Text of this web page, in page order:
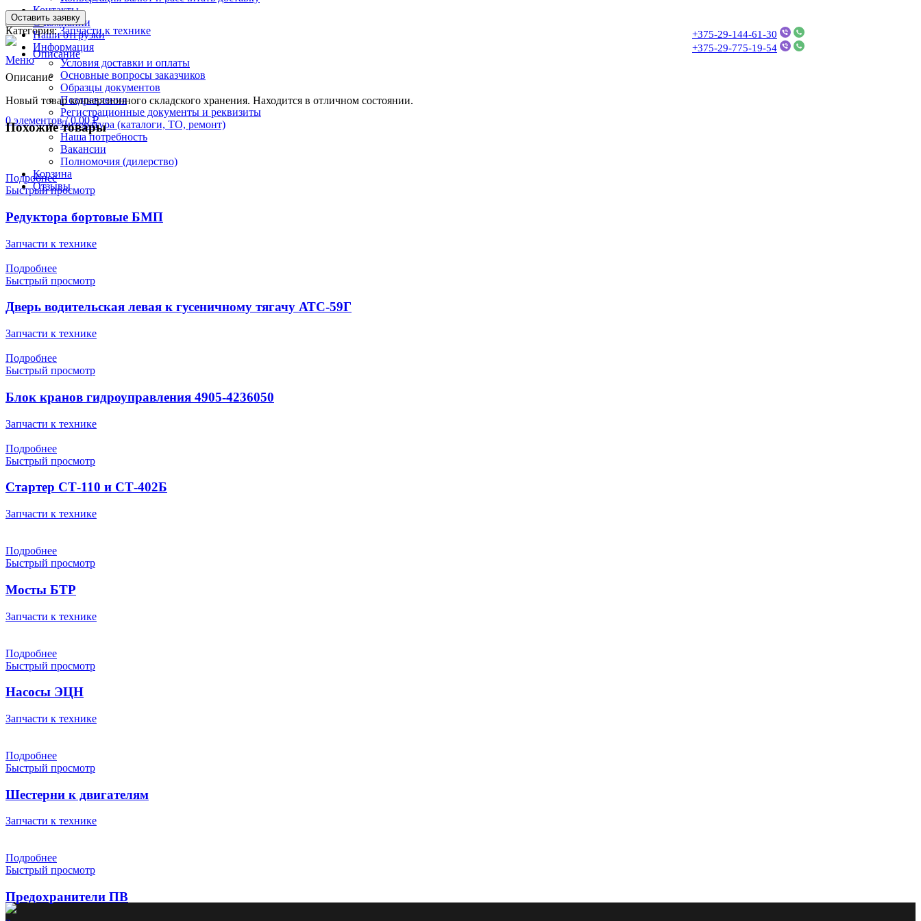
Search
+375-29-144-61-30
+375-29-775-19-54
Меню
0элементов / 0.00₽
Контакты
О компании
Наши отгрузки
Информация
Условия доставки и оплаты
Основные вопросы заказчиков
Образцы документов
Поздравления
Регистрационные документы и реквизиты
Литература (каталоги, ТО, ремонт)
Наша потребность
Вакансии
Полномочия (дилерство)
Корзина
Отзывы
Оставить заявку
Категория: Запчасти к технике
Описание
Описание
Новый товар конверсионного складского хранения. Находится в отличном состоянии.
Похожие товары
Подробнее
Быстрый просмотр
Редуктора бортовые БМП
Запчасти к технике
Подробнее
Быстрый просмотр
Дверь водительская левая к гусеничному тягачу АТС-59Г
Запчасти к технике
Подробнее
Быстрый просмотр
Блок кранов гидроуправления 4905-4236050
Запчасти к технике
Подробнее
Быстрый просмотр
Стартер СТ-110 и СТ-402Б
Запчасти к технике
Подробнее
Быстрый просмотр
Мосты БТР
Запчасти к технике
Подробнее
Быстрый просмотр
Насосы ЭЦН
Запчасти к технике
Подробнее
Быстрый просмотр
Шестерни к двигателям
Запчасти к технике
Подробнее
Быстрый просмотр
Предохранители ПВ